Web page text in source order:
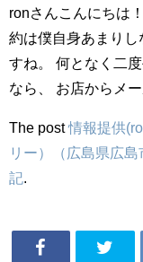
ronさんこんにちは
約は僕自身あまり
すね。 何となく二
なら、 お店からメ
The post情報提供
リー）（広島県広島
記